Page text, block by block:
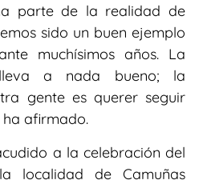
parte de la realidad de
sido un buen ejemplo
muchísimos años. La
a nada bueno; la
gente es querer seguir
ha afirmado.
a la celebración del
localidad de Camuñas